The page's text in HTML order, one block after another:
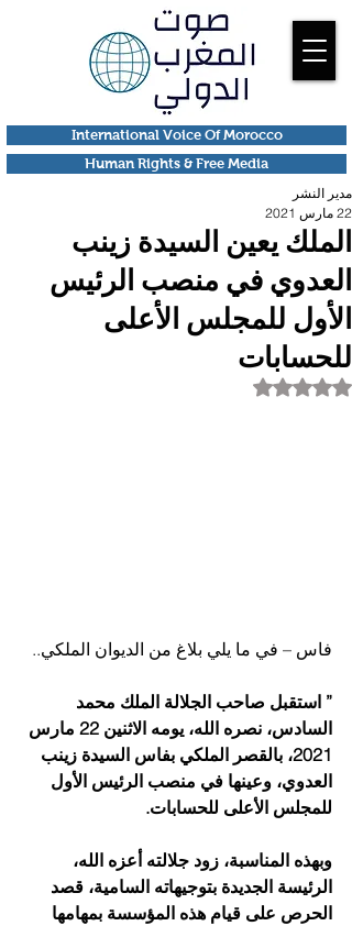
Human Rights & Free Media
International Voice Of Morocco
الملك يعين السيدة زينب
العدوي في منصب الرئيس
الأول للمجلس الأعلى
للحسابات
مدير النشر
22 مارس 2021
تم التقييم بـ ليس رقمًا من أصل 5 نجوم.
فاس – في ما يلي بلاغ من الديوان الملكي..
” استقبل صاحب الجلالة الملك محمد
السادس، نصره الله، يومه الاثنين 22 مارس
2021، بالقصر الملكي بفاس السيدة زينب
العدوي، وعينها في منصب الرئيس الأول
للمجلس الأعلى للحسابات.
وبهذه المناسبة، زود جلالته أعزه الله،
الرئيسة الجديدة بتوجيهاته السامية، قصد
الحرص على قيام هذه المؤسسة بمهامها